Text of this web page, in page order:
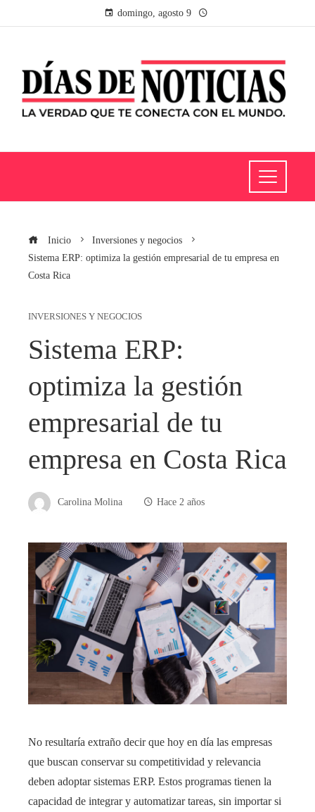
domingo, agosto 9
Inicio
Inversiones y negocios
Sistema ERP: optimiza la gestión empresarial de tu empresa en
Costa Rica
INVERSIONES Y NEGOCIOS
Sistema ERP:
optimiza la gestión
empresarial de tu
empresa en Costa Rica
Carolina Molina Hace 2 años
No resultaría extraño decir que hoy en día las empresas
que buscan conservar su competitividad y relevancia
deben adoptar sistemas ERP. Estos programas tienen la
capacidad de integrar y automatizar tareas, sin importar si